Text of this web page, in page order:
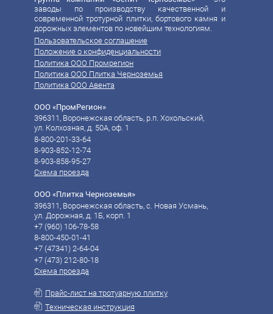
заводы по производству качественной и
современной тротурной плитки, бортового камня и
дорожных элементов по новейшим технологиям.
Пользовательское соглашение
Положение о конфиденциальности
Политика ООО Промрегион
Политика ООО Плитка Черноземья
Политика ООО Авента
ООО «ПромРегион»
396311, Воронежская область, р.п. Хохольский,
ул. Колхозная, д. 50А, оф. 1
8-800-201-33-64
8-903-852-12-74
8-903-858-95-27
Схема проезда
ООО «Плитка Черноземья»
396311, Воронежская область, с. Новая Усмань,
ул. Дорожная, д. 1Б, корп. 1
+7 (960) 106-78-58‬
8-800-450-01-41
‪‪+7 (47341) 2-64-04
‪‪+7 (473) 212-80-18
Схема проезда
Прайс-лист на тротуарную плитку
Техническая инструкция